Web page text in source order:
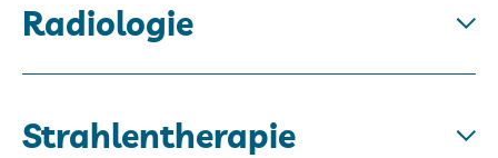
Radiologie
Strahlentherapie